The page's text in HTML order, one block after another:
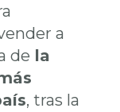
a
de la
, tras la